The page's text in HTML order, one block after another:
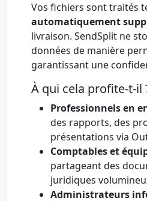
Vos fichiers sont traités
automatiquement
livraison. SendSplit ne
données de manière
garantissant une
À qui cela profite-t-il
Professionnels en
des rapports, des
présentations via
Comptables et
partageant des
juridiques
Administrateurs